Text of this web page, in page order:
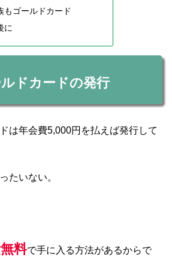
もゴールドカード
に
ドカードの発行
は年会費5,000円を払えば発行して
たいない。
料で手に入る方法があるからで